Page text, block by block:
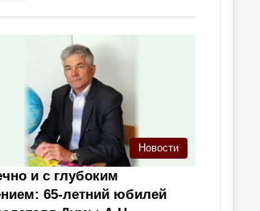
Новости
и с глубоким
65-летний юбилей